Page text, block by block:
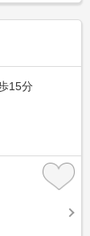
15分